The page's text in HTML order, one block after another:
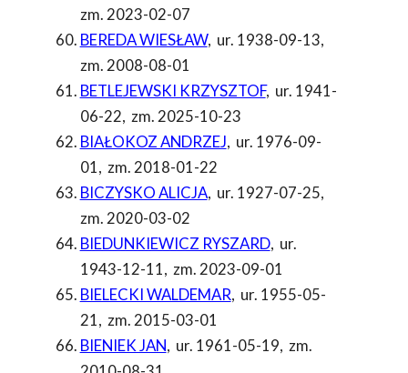
zm. 2023-02-07
BEREDA WIESŁAW, ur. 1938-09-13,
zm. 2008-08-01
BETLEJEWSKI KRZYSZTOF, ur. 1941-
06-22, zm. 2025-10-23
BIAŁOKOZ ANDRZEJ, ur. 1976-09-
01, zm. 2018-01-22
BICZYSKO ALICJA, ur. 1927-07-25,
zm. 2020-03-02
BIEDUNKIEWICZ RYSZARD, ur.
1943-12-11, zm. 2023-09-01
BIELECKI WALDEMAR, ur. 1955-05-
21, zm. 2015-03-01
BIENIEK JAN, ur. 1961-05-19, zm.